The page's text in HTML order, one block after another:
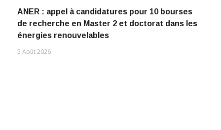
ANER : appel à candidatures pour 10 bourses
de recherche en Master 2 et doctorat dans les
énergies renouvelables
5 Août 2026